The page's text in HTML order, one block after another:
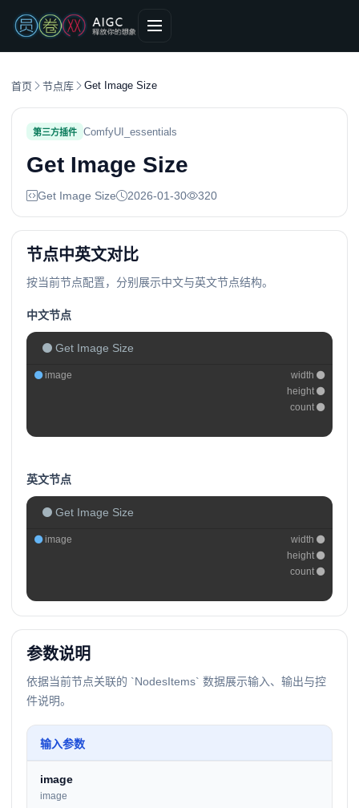
首页 节点库 Get Image Size
第三方插件 ComfyUI_essentials
Get Image Size
Get Image Size 2026-01-30 320
节点中英文对比
按当前节点配置，分别展示中文与英文节点结构。
中文节点
Get Image Size
image
width
height
count
英文节点
Get Image Size
image
width
height
count
参数说明
依据当前节点关联的 `NodesItems` 数据展示输入、输出与控
件说明。
输入参数
image
image